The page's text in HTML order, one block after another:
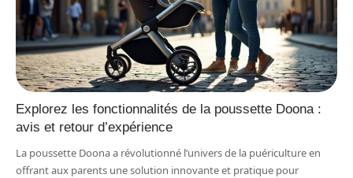
Explorez les fonctionnalités de la poussette Doona :
avis et retour d’expérience
La poussette Doona a révolutionné l’univers de la puériculture en
offrant aux parents une solution innovante et pratique pour